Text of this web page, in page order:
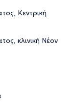
Κεντρική
κλινική Νέον